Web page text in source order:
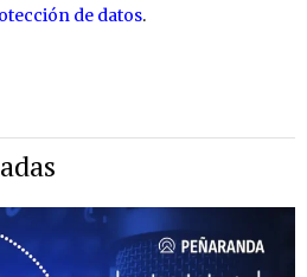
de datos.